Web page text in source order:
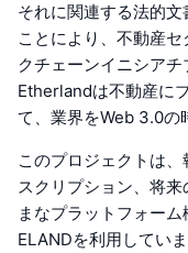
それに関連する法的
ことにより、不動産
クチェーンイニシアチ
Etherlandは不動産に
て、業界をWeb 3.0の
このプロジェクトは
スクリプション、将
まなプラットフォー
ELANDを利用してい